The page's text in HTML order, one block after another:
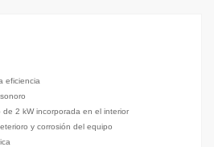
eficiencia
2 kW incorporada en el interior
y corrosión del equipo